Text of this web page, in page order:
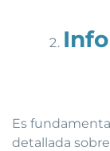
Es
detallada